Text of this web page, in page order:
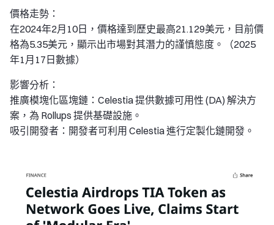
價格走勢：
在2024年2月10日，價格達到歷史最高21.129美元，目前價
格為5.35美元，顯示出市場對其潛力的謹慎態度。（2025
年1月17日數據）
影響分析：
推廣模塊化區塊鏈：Celestia 提供數據可用性 (DA) 解決方
案，為 Rollups 提供基礎設施。
吸引開發者：開發者可利用 Celestia 進行定製化鏈開發。